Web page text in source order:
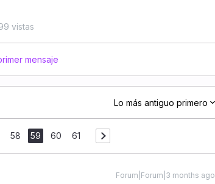
vistas
mensaje
Lo más antiguo primero
58 59 60 61
Forum|Forum|3 months ago